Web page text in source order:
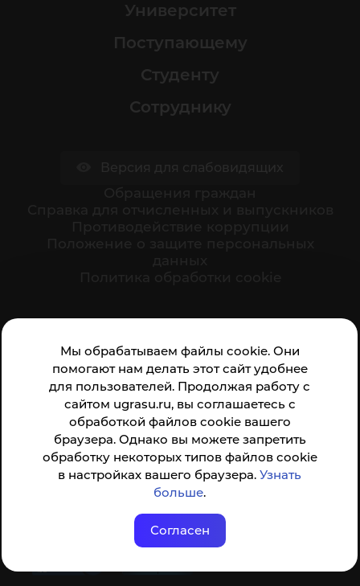
Мы обрабатываем файлы cookie. Они
помогают нам делать этот сайт удобнее
для пользователей. Продолжая работу с
сайтом ugrasu.ru, вы соглашаетесь с
обработкой файлов cookie вашего
браузера. Однако вы можете запретить
обработку некоторых типов файлов cookie
в настройках вашего браузера.Узнать
больше.
Согласен
Университет
Поступающему
Студенту
Сотруднику
организации:
Анкета доступна по QR-коду, а так же по прямой
ссылке
© ФГБОУ ВО ЮГУ 2001–2026